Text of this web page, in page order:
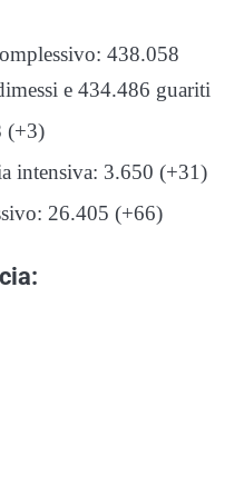
438.058
e 434.486 guariti
(+3)
intensiva: 3.650 (+31)
26.405 (+66)